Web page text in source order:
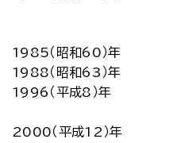
1985（昭和60）年
1988（昭和63）年
1996（平成8）年
2000（平成12）年